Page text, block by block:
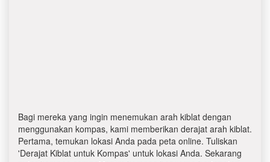
Bagi mereka yang ingin menemukan arah kiblat dengan
menggunakan kompas, kami memberikan derajat arah kiblat.
Pertama, temukan lokasi Anda pada peta online. Tuliskan
'Derajat Kiblat untuk Kompas' untuk lokasi Anda. Sekarang